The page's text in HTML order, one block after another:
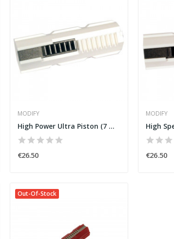
MODIFY
High Power Ultra Piston (7 Metal Teeth) [MODIFY]
€26.50
MODIFY
€26.50
Out-Of-Stock